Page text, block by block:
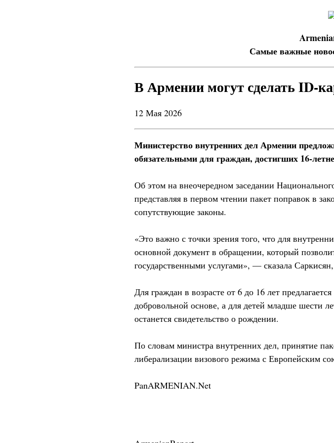
Самые важные
В Армении могут сделать ID-
12 Мая 2026
Министерство внутренних дел Армении
обязательными для граждан, достигших 16-
Об этом на внеочередном заседании
представляя в первом чтении пакет поправок в
сопутствующие законы.
«Это важно с точки зрения того, что для
основной документ в обращении, который
государственными услугами», — сказала
Для граждан в возрасте от 6 до 16 лет
добровольной основе, а для детей младше шести
останется свидетельство о рождении.
По словам министра внутренних дел, принятие
либерализации визового режима с Европейским
PanARMENIAN.Net